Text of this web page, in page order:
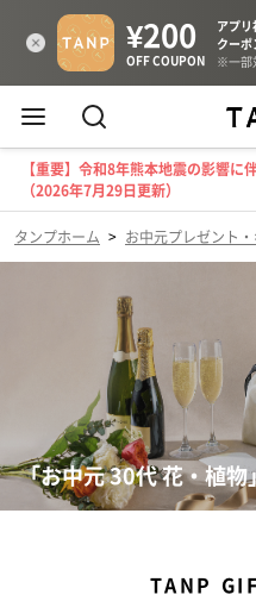
【重要】令和8年熊本地震の影響
（2026年7月29日更新）
タンプホーム > お中元プレゼント
「お中元 30代 花・植
TANP